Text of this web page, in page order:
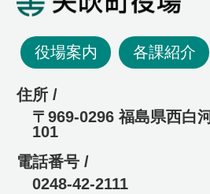
役場案内 各課紹介
住所 /
〒969-0296 福島県西白
101
電話番号 /
0248-42-2111